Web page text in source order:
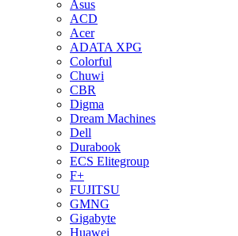
Asus
ACD
Acer
ADATA XPG
Colorful
Chuwi
CBR
Digma
Dream Machines
Dell
Durabook
ECS Elitegroup
F+
FUJITSU
GMNG
Gigabyte
Huawei